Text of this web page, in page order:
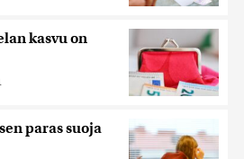
kasvu on
paras suoja